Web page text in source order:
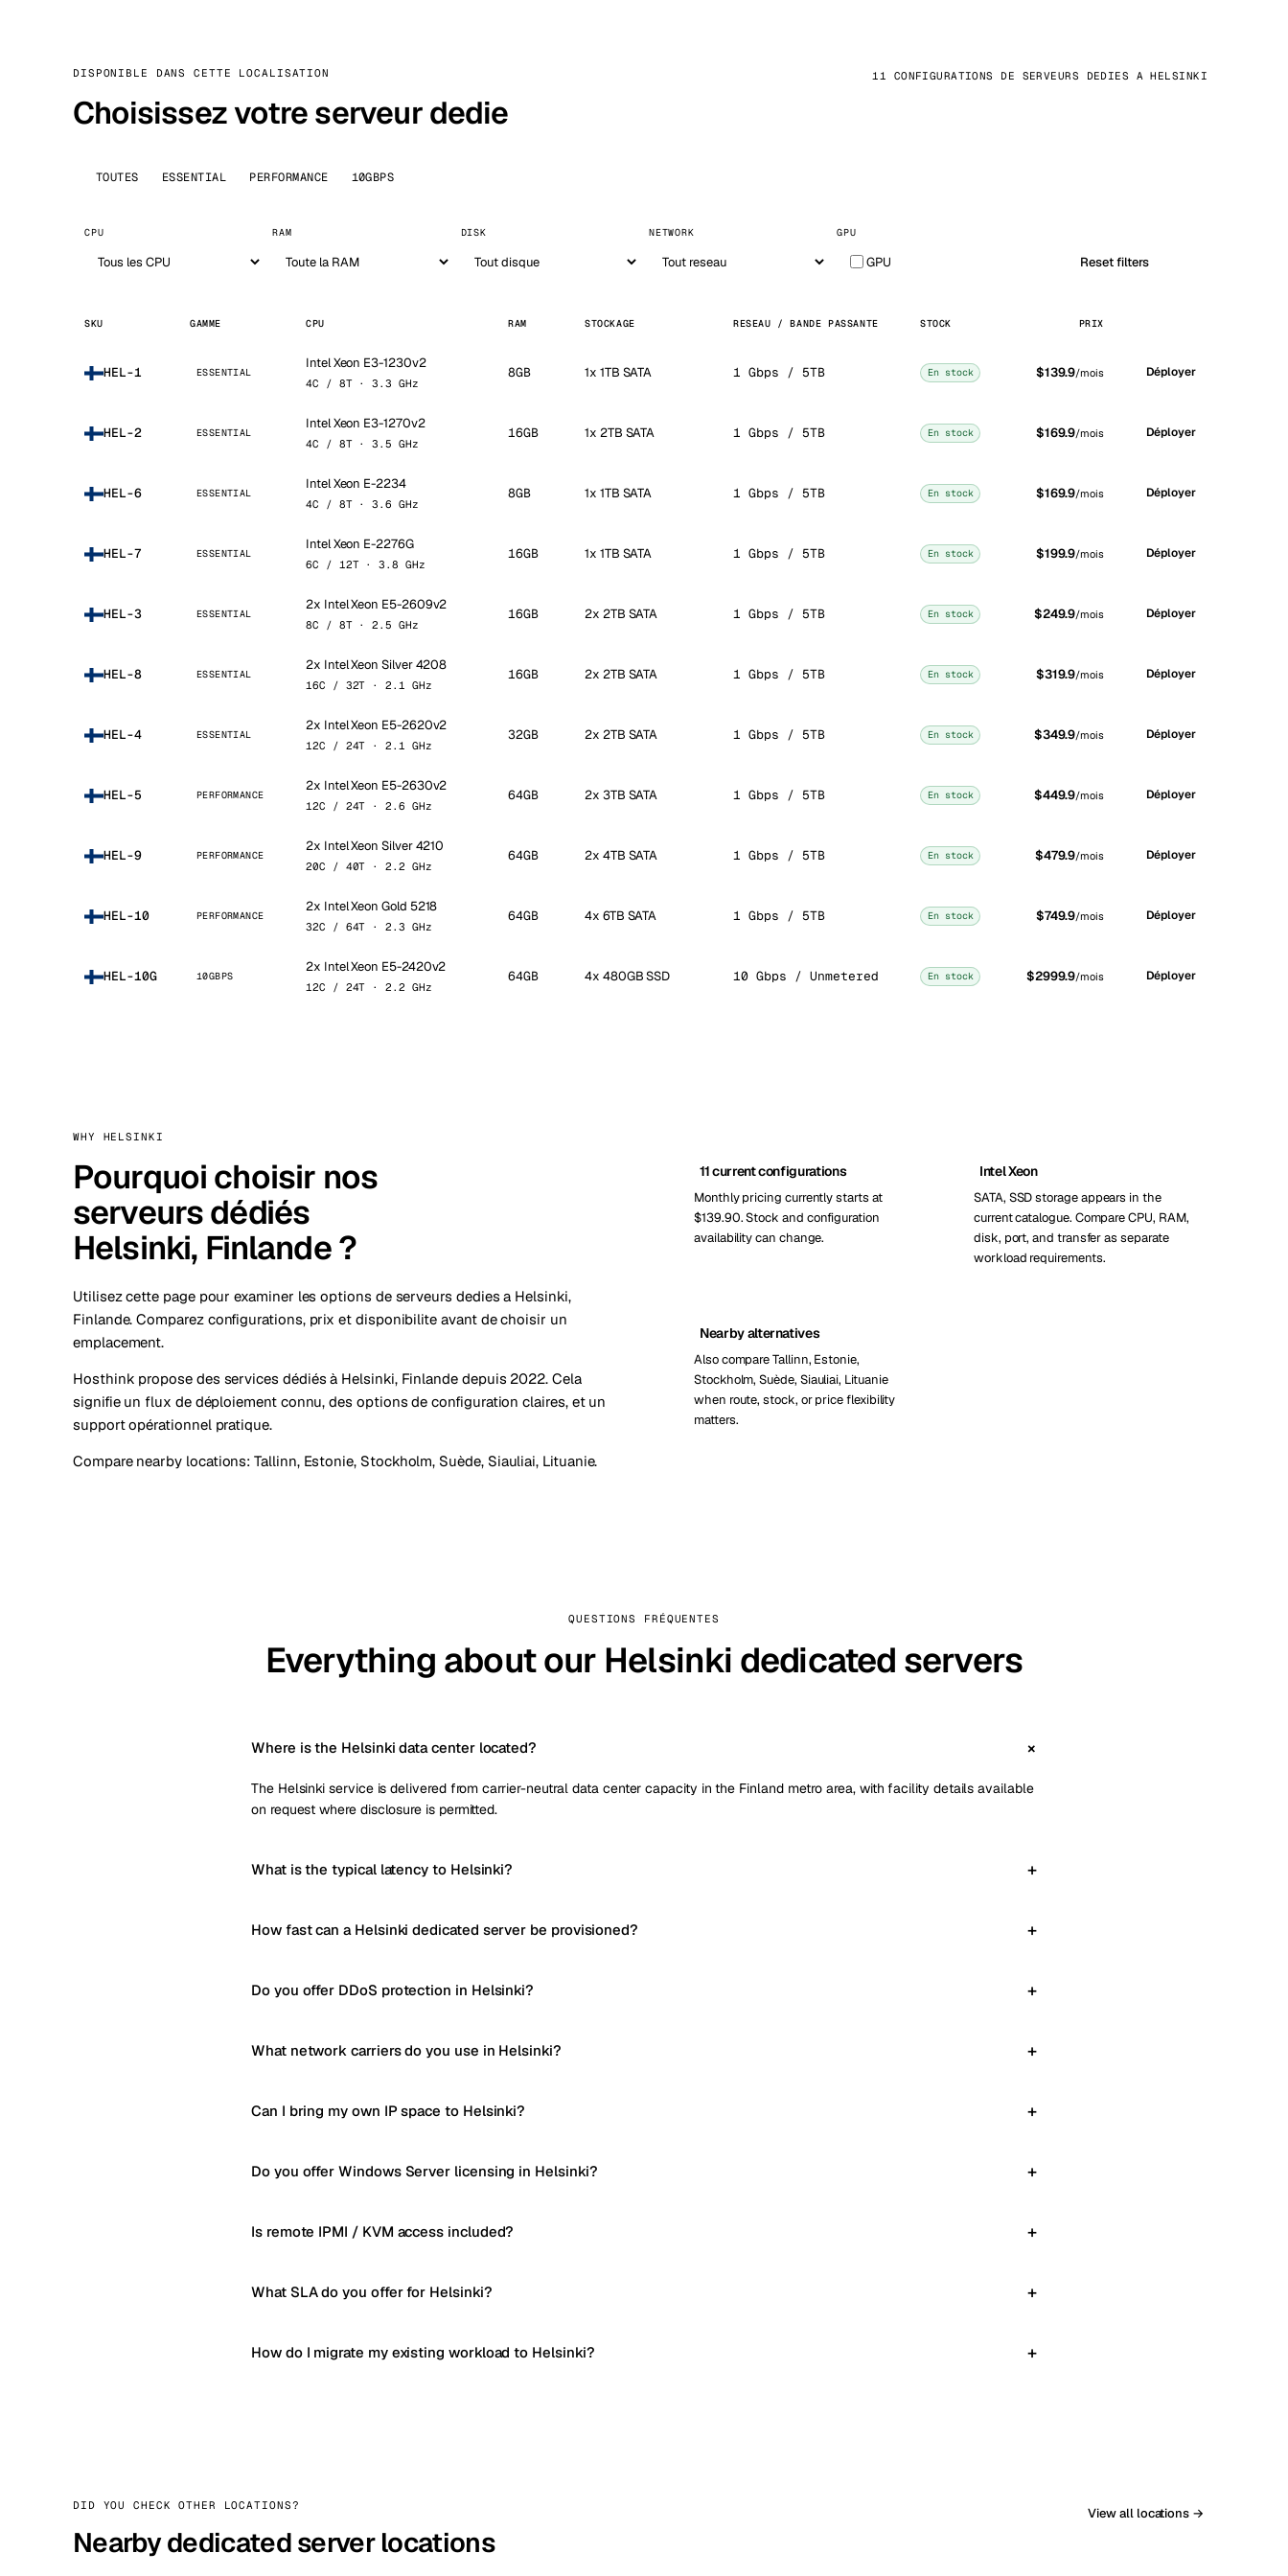
DISPONIBLE DANS CETTE LOCALISATION
Choisissez votre serveur dedie
11 CONFIGURATIONS DE SERVEURS DEDIES A HELSINKI
TOUTES ESSENTIAL PERFORMANCE 10GBPS
CPU RAM DISK NETWORK GPU
GPU Reset filters
SKU GAMME CPU RAM STOCKAGE RESEAU / BANDE PASSANTE STOCK PRIX
HEL-1 ESSENTIAL
Intel Xeon E3-1230v2
4C / 8T · 3.3 GHz
8GB 1x 1TB SATA 1 Gbps / 5TB En stock $139.9/mois Déployer
HEL-2 ESSENTIAL
Intel Xeon E3-1270v2
4C / 8T · 3.5 GHz
16GB 1x 2TB SATA 1 Gbps / 5TB En stock $169.9/mois Déployer
HEL-6 ESSENTIAL
Intel Xeon E-2234
4C / 8T · 3.6 GHz
8GB 1x 1TB SATA 1 Gbps / 5TB En stock $169.9/mois Déployer
HEL-7 ESSENTIAL
Intel Xeon E-2276G
6C / 12T · 3.8 GHz
16GB 1x 1TB SATA 1 Gbps / 5TB En stock $199.9/mois Déployer
HEL-3 ESSENTIAL
2x Intel Xeon E5-2609v2
8C / 8T · 2.5 GHz
16GB 2x 2TB SATA 1 Gbps / 5TB En stock $249.9/mois Déployer
HEL-8 ESSENTIAL
2x Intel Xeon Silver 4208
16C / 32T · 2.1 GHz
16GB 2x 2TB SATA 1 Gbps / 5TB En stock $319.9/mois Déployer
HEL-4 ESSENTIAL
2x Intel Xeon E5-2620v2
12C / 24T · 2.1 GHz
32GB 2x 2TB SATA 1 Gbps / 5TB En stock $349.9/mois Déployer
HEL-5 PERFORMANCE
2x Intel Xeon E5-2630v2
12C / 24T · 2.6 GHz
64GB 2x 3TB SATA 1 Gbps / 5TB En stock $449.9/mois Déployer
HEL-9 PERFORMANCE
2x Intel Xeon Silver 4210
20C / 40T · 2.2 GHz
64GB 2x 4TB SATA 1 Gbps / 5TB En stock $479.9/mois Déployer
HEL-10 PERFORMANCE
2x Intel Xeon Gold 5218
32C / 64T · 2.3 GHz
64GB 4x 6TB SATA 1 Gbps / 5TB En stock $749.9/mois Déployer
HEL-10G 10GBPS
2x Intel Xeon E5-2420v2
12C / 24T · 2.2 GHz
64GB 4x 480GB SSD 10 Gbps / Unmetered En stock $2999.9/mois Déployer
WHY HELSINKI
Pourquoi choisir nos
serveurs dédiés
Helsinki, Finlande ?
Utilisez cette page pour examiner les options de serveurs dedies a Helsinki,
Finlande. Comparez configurations, prix et disponibilite avant de choisir un
emplacement.
Hosthink propose des services dédiés à Helsinki, Finlande depuis 2022. Cela
signifie un flux de déploiement connu, des options de configuration claires, et un
support opérationnel pratique.
Compare nearby locations:Tallinn, Estonie, Stockholm, Suède, Siauliai, Lituanie.
11 current configurations
Monthly pricing currently starts at
$139.90. Stock and configuration
availability can change.
Intel Xeon
SATA, SSD storage appears in the
current catalogue. Compare CPU, RAM,
disk, port, and transfer as separate
workload requirements.
Nearby alternatives
Also compare Tallinn, Estonie,
Stockholm, Suède, Siauliai, Lituanie
when route, stock, or price flexibility
matters.
QUESTIONS FRÉQUENTES
Everything about our Helsinki dedicated servers
Where is the Helsinki data center located?
The Helsinki service is delivered from carrier-neutral data center capacity in the Finland metro area, with facility details available
on request where disclosure is permitted.
What is the typical latency to Helsinki?
How fast can a Helsinki dedicated server be provisioned?
Do you offer DDoS protection in Helsinki?
What network carriers do you use in Helsinki?
Can I bring my own IP space to Helsinki?
Do you offer Windows Server licensing in Helsinki?
Is remote IPMI / KVM access included?
What SLA do you offer for Helsinki?
How do I migrate my existing workload to Helsinki?
DID YOU CHECK OTHER LOCATIONS?
Nearby dedicated server locations
View all locations →